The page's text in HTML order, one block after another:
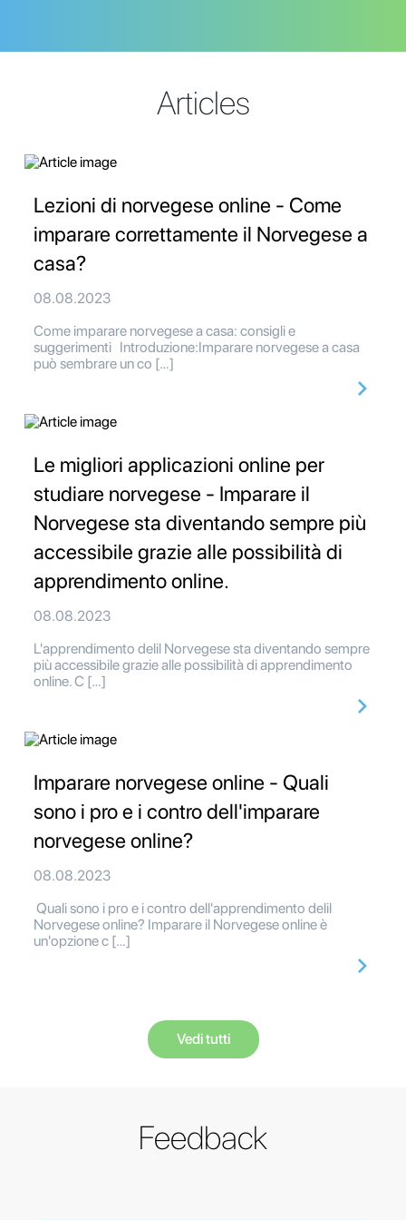
Articles
Lezioni di norvegese online - Come
imparare correttamente il Norvegese a
casa?
08.08.2023
Come imparare norvegese a casa: consigli e
suggerimenti Introduzione:Imparare norvegese a casa
può sembrare un co […]
Le migliori applicazioni online per
studiare norvegese - Imparare il
Norvegese sta diventando sempre più
accessibile grazie alle possibilità di
apprendimento online.
08.08.2023
L'apprendimento delil Norvegese sta diventando sempre
più accessibile grazie alle possibilità di apprendimento
online. C […]
Imparare norvegese online - Quali
sono i pro e i contro dell'imparare
norvegese online?
08.08.2023
Quali sono i pro e i contro dell'apprendimento delil
Norvegese online? Imparare il Norvegese online è
un'opzione c […]
Vedi tutti
Feedback